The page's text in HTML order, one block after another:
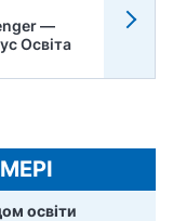
—
Освіта
освіти